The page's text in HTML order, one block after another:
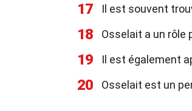
17 Il est souvent
18 Osselait a un rôle
19 Il est également
20 Osselait est un